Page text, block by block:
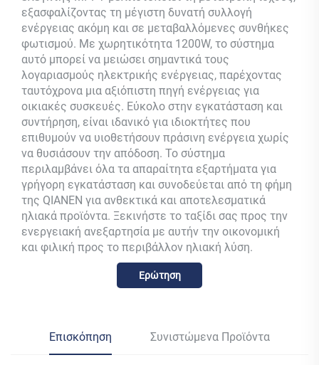
εξασφαλίζοντας τη μέγιστη δυνατή συλλογή
ενέργειας ακόμη και σε μεταβαλλόμενες συνθήκες
φωτισμού. Με χωρητικότητα 1200W, το σύστημα
αυτό μπορεί να μειώσει σημαντικά τους
λογαριασμούς ηλεκτρικής ενέργειας, παρέχοντας
ταυτόχρονα μια αξιόπιστη πηγή ενέργειας για
οικιακές συσκευές. Εύκολο στην εγκατάσταση και
συντήρηση, είναι ιδανικό για ιδιοκτήτες που
επιθυμούν να υιοθετήσουν πράσινη ενέργεια χωρίς
να θυσιάσουν την απόδοση. Το σύστημα
περιλαμβάνει όλα τα απαραίτητα εξαρτήματα για
γρήγορη εγκατάσταση και συνοδεύεται από τη φήμη
της QIANEN για ανθεκτικά και αποτελεσματικά
ηλιακά προϊόντα. Ξεκινήστε το ταξίδι σας προς την
ενεργειακή ανεξαρτησία με αυτήν την οικονομική
και φιλική προς το περιβάλλον ηλιακή λύση.
Ερώτηση
Επισκόπηση Συνιστώμενα Προϊόντα